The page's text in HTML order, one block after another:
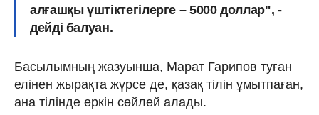
алғашқы үштіктегілерге – 5000 доллар", -
дейді балуан.
Басылымның жазуынша, Марат Гарипов туған
елінен жырақта жүрсе де, қазақ тілін ұмытпаған,
ана тілінде еркін сөйлей алады.